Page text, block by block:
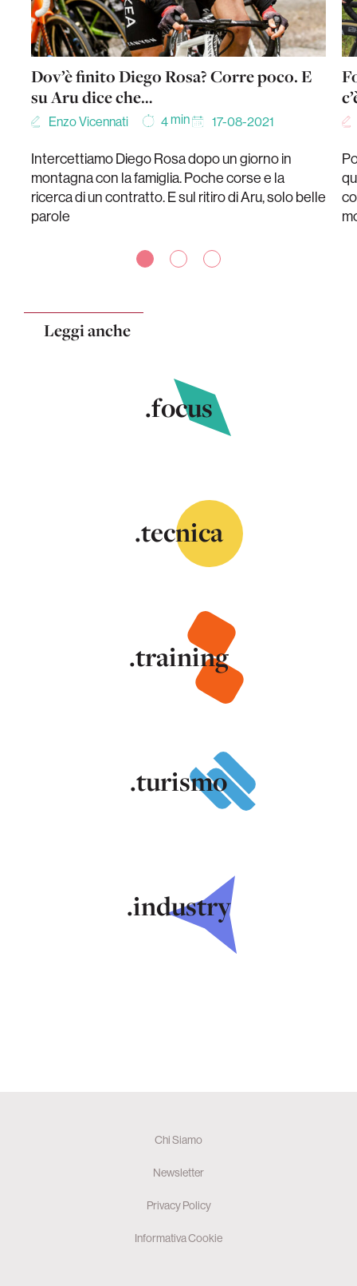
Dov’è finito Diego Rosa? Corre poco. E
su Aru dice che…
Enzo Vicennati 4min 17-08-2021
Intercettiamo Diego Rosa dopo un giorno in
montagna con la famiglia. Poche corse e la
ricerca di un contratto. E sul ritiro di Aru, solo belle
parole
Leggi anche
.focus
.tecnica
.training
.turismo
.industry
Chi Siamo
Newsletter
Privacy Policy
Informativa Cookie